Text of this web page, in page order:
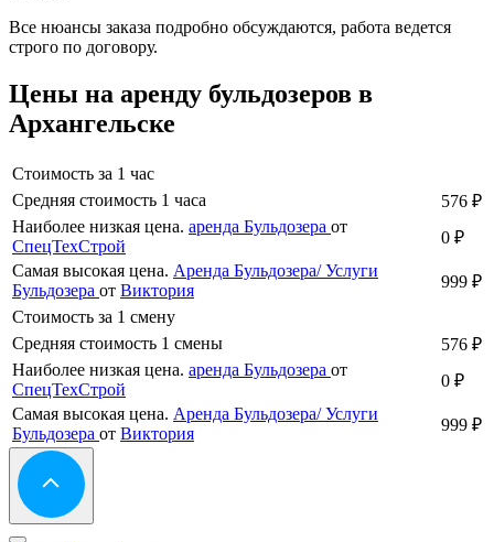
Все нюансы заказа подробно обсуждаются, работа ведется
строго по договору.
Цены на аренду бульдозеров в
Архангельске
Стоимость за 1 час
Средняя стоимость 1 часа
576 ₽
Наиболее низкая цена. аренда Бульдозера от
СпецТехСтрой
0 ₽
Самая высокая цена. Аренда Бульдозера/ Услуги
Бульдозера от Виктория
999 ₽
Стоимость за 1 смену
Средняя стоимость 1 смены
576 ₽
Наиболее низкая цена. аренда Бульдозера от
СпецТехСтрой
0 ₽
Самая высокая цена. Аренда Бульдозера/ Услуги
Бульдозера от Виктория 999 ₽